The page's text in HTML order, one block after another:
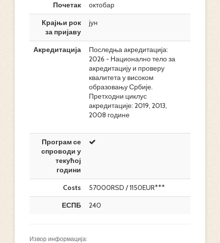
Почетак
октобар
Крајњи рок
за пријаву
јун
Акредитација
Последња акредитација:
2026 - Национално тело за
акредитацију и проверу
квалитета у високом
образовању Србије.
Претходни циклус
акредитације: 2019, 2013,
2008 године
Програм се
спроводи у
текућој
години
Costs
57000RSD / 1150EUR***
ЕСПБ
240
Извор информација: